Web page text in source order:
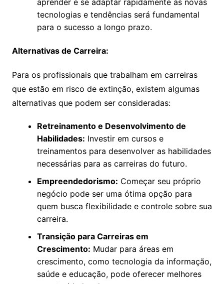
aprender e se adaptar rapidamente às novas
tecnologias e tendências será fundamental
para o sucesso a longo prazo.
Alternativas de Carreira:
Para os profissionais que trabalham em carreiras
que estão em risco de extinção, existem algumas
alternativas que podem ser consideradas:
Retreinamento e Desenvolvimento de
Habilidades: Investir em cursos e
treinamentos para desenvolver as habilidades
necessárias para as carreiras do futuro.
Empreendedorismo: Começar seu próprio
negócio pode ser uma ótima opção para
quem busca flexibilidade e controle sobre sua
carreira.
Transição para Carreiras em
Crescimento: Mudar para áreas em
crescimento, como tecnologia da informação,
saúde e educação, pode oferecer melhores